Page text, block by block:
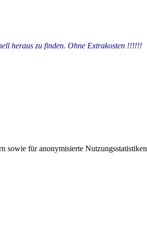
heraus zu finden. Ohne Extrakosten !!!!!!
sowie für anonymisierte Nutzungsstatistiken